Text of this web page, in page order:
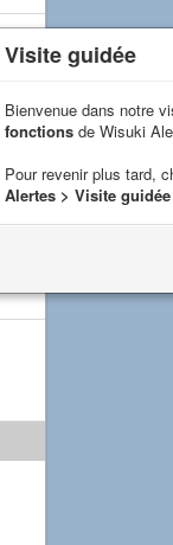
Visite guidée
Bienvenue dans notre
fonctions de Wisuki
Pour revenir plus tard,
Alertes > Visite guidée